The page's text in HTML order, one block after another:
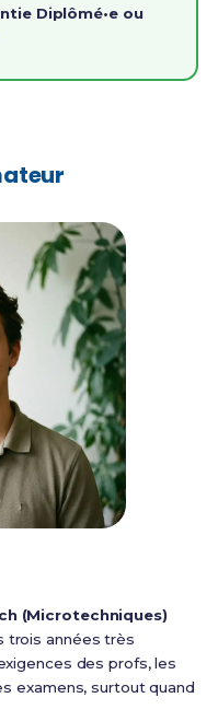
Diplômé•e ou
(Microtechniques)
trois années très
des profs, les
examens, surtout quand